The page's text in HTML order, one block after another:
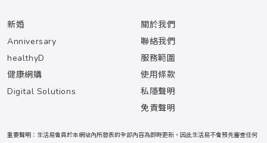
新婚
Anniversary
healthyD
健康網購
Digital Solutions
關於我們
聯絡我們
服務範圍
使用條款
私隱聲明
免責聲明
重要聲明：生活易會員於本網站內所發表的全部內容為即時更新，因此生活易不會預先審查任何